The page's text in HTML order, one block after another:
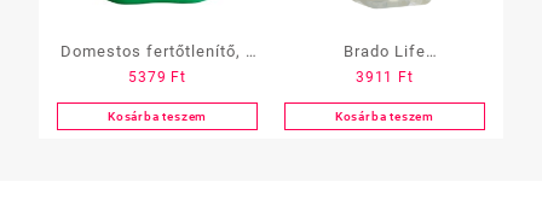
Domestos fertőtlenítő, 5
L-es pine fresh
5379 Ft
Kosárba teszem
Brado Life
kézfertőtlenítő gél,1500
ml, pumpás
3911 Ft
Kosárba teszem